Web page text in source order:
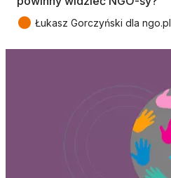
● Łukasz Gorczyński dla ngo.pl